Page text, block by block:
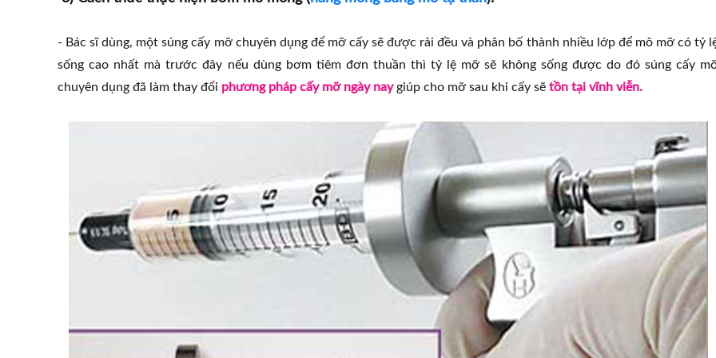
- Bác sĩ dùng, một súng cấy mỡ chuyên dụng để mỡ cấy sẽ được rải đều và phân bố thành nhiều lớp để mô mỡ có tỷ
sống cao nhất mà trước đây nếu dùng bơm tiêm đơn thuần thì tỷ lệ mỡ sẽ không sống được do đó súng cấy
chuyên dụng đã làm thay đổi phương pháp cấy mỡ ngày naygiúp cho mỡ sau khi cấy sẽ tồn tại vĩnh viễn.